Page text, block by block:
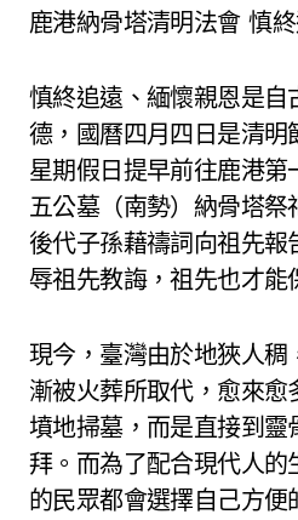
鹿港納骨塔清明法會 慎
慎終追遠、緬懷親恩是自
德，國曆四月四日是清明
星期假日提早前往鹿港
五公墓（南勢）納骨塔祭
後代子孫藉禱詞向祖先報
辱祖先教誨，祖先也才能
現今，臺灣由於地狹人稠
漸被火葬所取代，愈來
墳地掃墓，而是直接到靈
拜。而為了配合現代人的
的民眾都會選擇自己方便